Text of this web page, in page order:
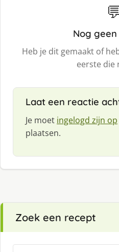
Nog
Heb je dit gemaakt of
eerste die
Laat een reactie
Je moet ingelogd zijn op
plaatsen.
Zoek een recept